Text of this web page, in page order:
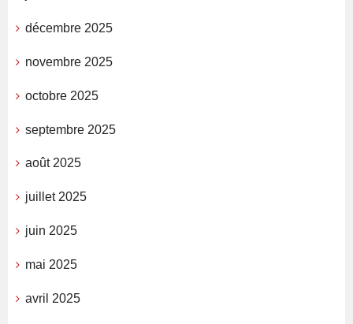
décembre 2025
novembre 2025
octobre 2025
septembre 2025
août 2025
juillet 2025
juin 2025
mai 2025
avril 2025